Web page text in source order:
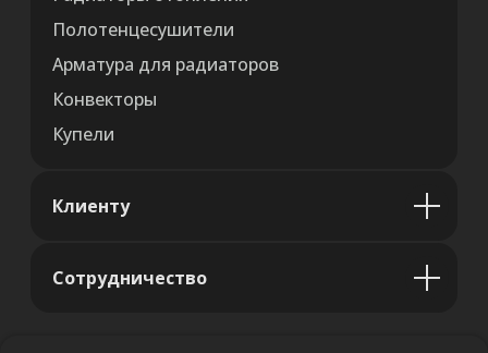
Полотенцесушители
Арматура для радиаторов
Конвекторы
Купели
Клиенту
Сотрудничество